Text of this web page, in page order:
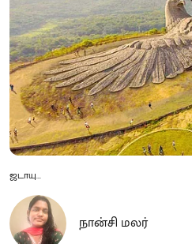
ஜடாயு...
நான்சி மலர்